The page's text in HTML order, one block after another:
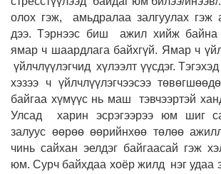
олох гэж, амьдралаа залгуулах гэж
дээ. Тэрнээс биш ажил хийж байна
ямар ч шаардлага байхгүй. Ямар ч
үйлчлүүлэгчид хүлээлт үүсдэг.
хэзээ ч үйлчлүүлэгчээсээ
байгаа хүмүүс нь маш тэвчээртэй
Улсад харин эсрэгээрээ юм шиг
залуус өөрөө өөрийнхөө төлөө
чинь сайхан эелдэг байгаасай гэж
юм. Сурч байхдаа хоёр жилд нэг удаа